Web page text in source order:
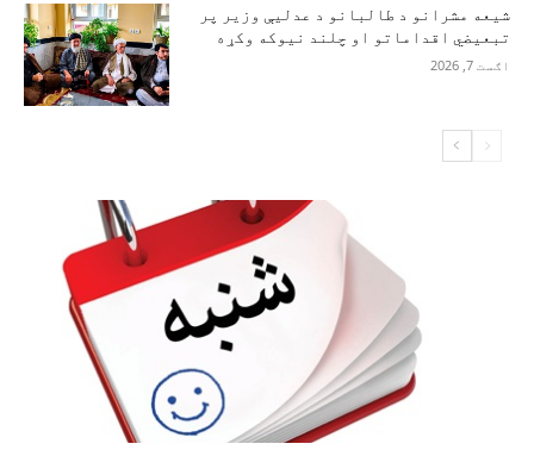
شیعه مشرانو د طالبانو د عدلیې وزیر پر
تبعیضي اقداماتو او چلند نیوکه وکړه
اګست 7, 2026